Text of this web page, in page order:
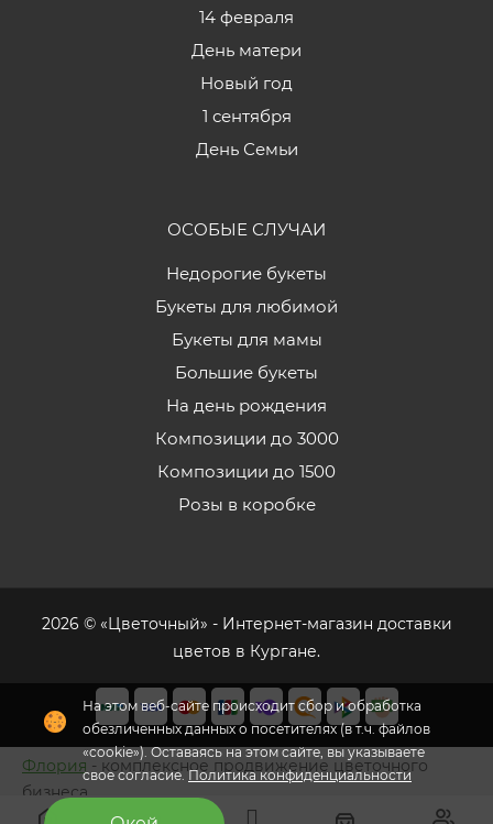
На этом веб-сайте происходит сбор и обработка
обезличенных данных о посетителях (в т.ч. файлов
«cookie»). Оставаясь на этом сайте, вы указываете
свое согласие.Политика конфиденциальности
14 февраля
День матери
Новый год
1 сентября
День Семьи
ОСОБЫЕ СЛУЧАИ
Недорогие букеты
Букеты для любимой
Букеты для мамы
Большие букеты
На день рождения
Композиции до 3000
Композиции до 1500
Розы в коробке
2026 © «Цветочный» - Интернет-магазин доставки
цветов в Кургане.
Флория - комплексное продвижение цветочного
бизнеса